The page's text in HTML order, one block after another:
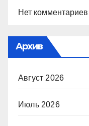
Нет
Архив
Август 2026
Июль 2026